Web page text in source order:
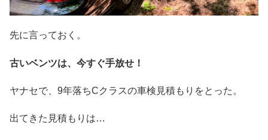
先に言っておく。
古いベンツは、今すぐ手放せ！
ヤナセで、9年落ちCクラスの車検見積もりをとった。
出てきた見積もりは…